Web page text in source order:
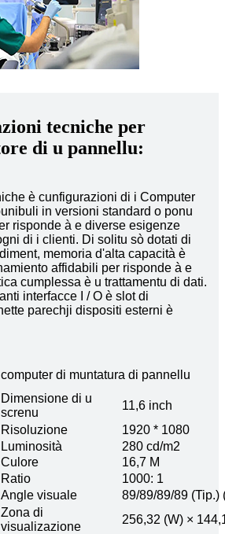
tecniche per
di u pannellu:
è cunfigurazioni di i Computer
in versioni standard o ponu
risponde à e diverse esigenze
di i clienti. Di solitu sò dotati di
memoria d'alta capacità è
affidabili per risponde à e
cumplessa è u trattamentu di dati.
interfacce I / O è slot di
parechji dispositi esterni è
computer di muntatura di pannellu
Dimensione di u
screnu
11,6 inch
Risoluzione
1920 * 1080
Luminosità
280 cd/m2
Culore
16,7 M
Ratio
1000: 1
Angle visuale
89/89/89/89 (Tip.)
Zona di
visualizazione
256,32 (W) ×